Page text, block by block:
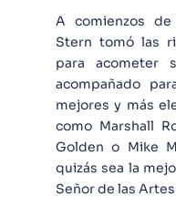
A comienzos
Stern tomó las
para acometer
acompañado
mejores y más
como Marshall
Golden o Mike
quizás sea la
Señor de las